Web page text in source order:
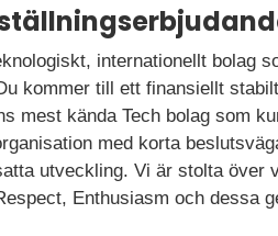
internationellt bolag
kommer till ett finansiellt
mest kända Tech bolag som
med korta
utveckling. Vi är stolta över
Enthusiasm och dessa